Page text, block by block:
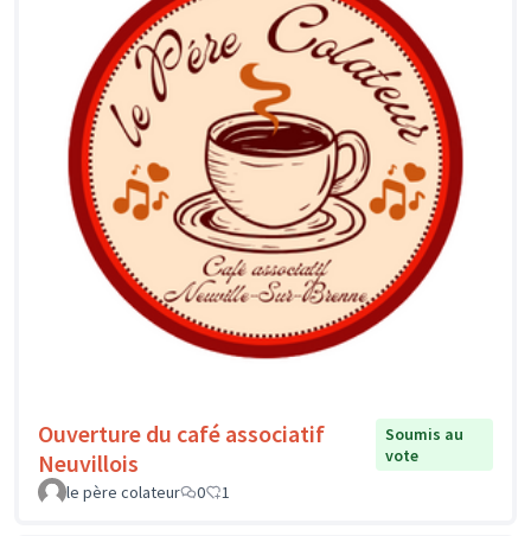
Ouverture du café associatif
Neuvillois
Soumis au
vote
le père colateur
0 1